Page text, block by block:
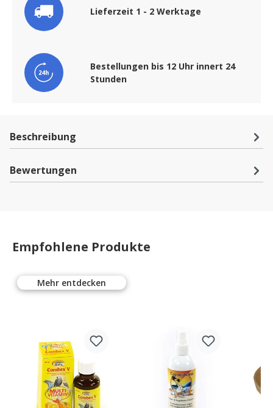
Lieferzeit 1 - 2 Werktage
Bestellungen bis 12 Uhr innert 24
Stunden
Beschreibung
Bewertungen
Empfohlene Produkte
Mehr entdecken